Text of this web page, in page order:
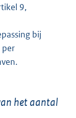
9,
bij
per
het aantal